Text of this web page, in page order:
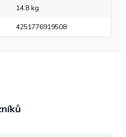
14.8 kg
4251776919508